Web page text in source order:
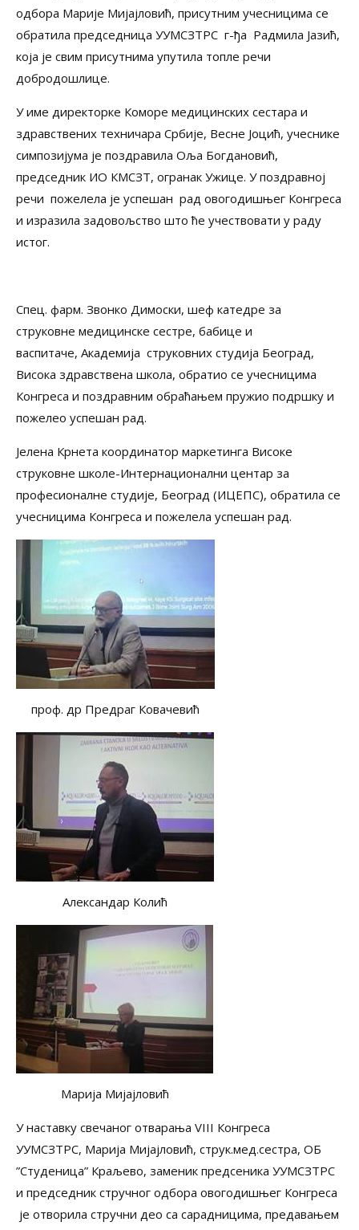
одбора Марије Мијајловић, присутним учесницима се
обратила председница УУМСЗТРС г-ђа Радмила Јазић,
која је свим присутнима упутила топле речи
добродошлице.
У име директорке Коморе медицинских сестара и
здравствених техничара Србије, Весне Јоцић, учеснике
симпозијума је поздравила Оља Богдановић,
председник ИО КМСЗТ, огранак Ужице. У поздравној
речи пожелела је успешан рад овогодишњег Конгреса
и изразила задовољство што ће учествовати у раду
истог.
Спец. фарм. Звонко Димоски, шеф катедре за
струковне медицинске сестре, бабице и
васпитаче, Академија струковних студија Београд,
Висока здравствена школа, обратио се учесницима
Конгреса и поздравним обраћањем пружио подршку и
пожелео успешан рад.
Јелена Крнета координатор маркетинга Високе
струковне школе-Интернационални центар за
професионалне студије, Београд (ИЦЕПС), обратила се
учесницима Конгреса и пожелела успешан рад.
проф. др Предраг Ковачевић
Александар Колић
Марија Мијајловић
У наставку свечаног отварања VIII Конгреса
УУМСЗТРС, Марија Мијајловић, струк.мед.сестра, ОБ
”Студеница” Краљево, заменик предсеника УУМСЗТРС
и председник стручног одбора овогодишњег Конгреса
је отворила стручни део са сарадницима, предавањем